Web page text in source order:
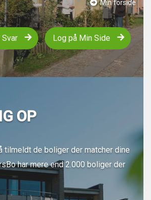
Min forside
Log på Min Side
OP
tilmeldt de boliger der matcher dine
har mere end 2.000 boliger der